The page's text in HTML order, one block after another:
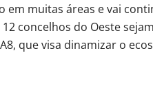
em muitas áreas e vai
concelhos do Oeste
que visa dinamizar o